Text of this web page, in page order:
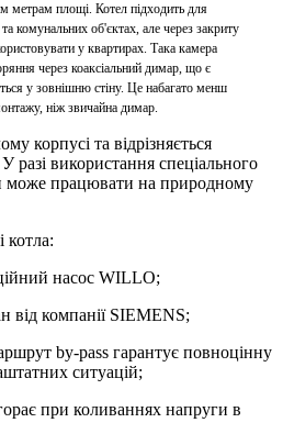
метрам площі. Котел підходить для
комунальних об'єктах, але через закриту
у квартирах. Така камера
через коаксіальний димар, що є
у зовнішню стіну. Це набагато менш
ніж звичайна димар.
корпусі та відрізняється
використання спеціального
може працювати на природному
котла:
насос WILLO;
від компанії SIEMENS;
by-pass гарантує повноцінну
ситуацій;
при коливаннях напруги в